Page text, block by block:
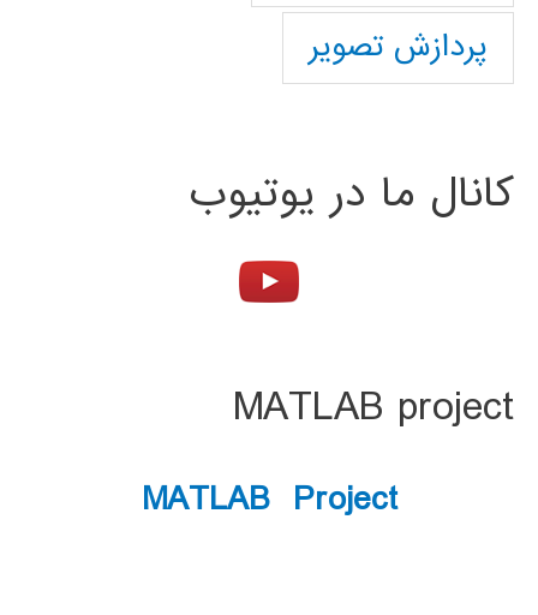
پردازش تصویر
کانال ما در یوتیوب
MATLAB project
MATLAB Project